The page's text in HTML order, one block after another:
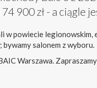
900 zł - a ciągle
powiecie legionowskim,
salonem z wyboru.
Warszawa.